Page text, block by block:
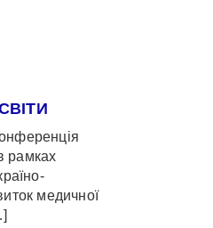
рамках
медичної